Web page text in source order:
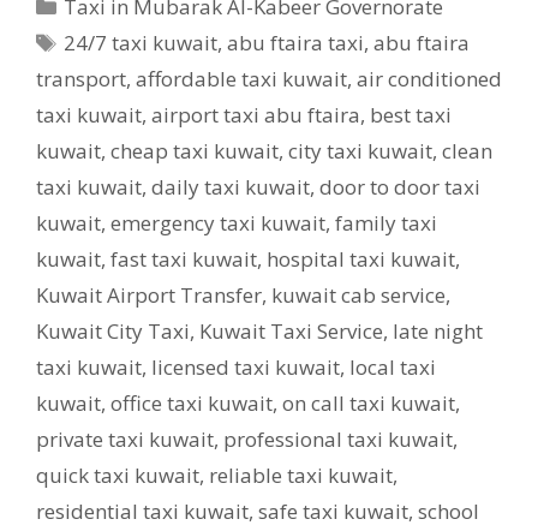
Taxi in Mubarak Al-Kabeer Governorate
Tags
24/7 taxi kuwait,abu ftaira taxi,abu ftaira
transport, affordable taxi kuwait, air conditioned
taxi kuwait, airport taxi abu ftaira, best taxi
kuwait, cheap taxi kuwait, city taxi kuwait, clean
taxi kuwait, daily taxi kuwait, door to door taxi
kuwait, emergency taxi kuwait, family taxi
kuwait, fast taxi kuwait, hospital taxi kuwait,
Kuwait Airport Transfer, kuwait cab service,
Kuwait City Taxi, Kuwait Taxi Service, late night
taxi kuwait, licensed taxi kuwait, local taxi
kuwait, office taxi kuwait, on call taxi kuwait,
private taxi kuwait, professional taxi kuwait,
quick taxi kuwait, reliable taxi kuwait,
residential taxi kuwait, safe taxi kuwait, school